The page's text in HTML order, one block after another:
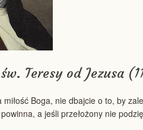
Teresy od Jezusa
Boga, nie dbajcie o to, by
a jeśli przełożony nie